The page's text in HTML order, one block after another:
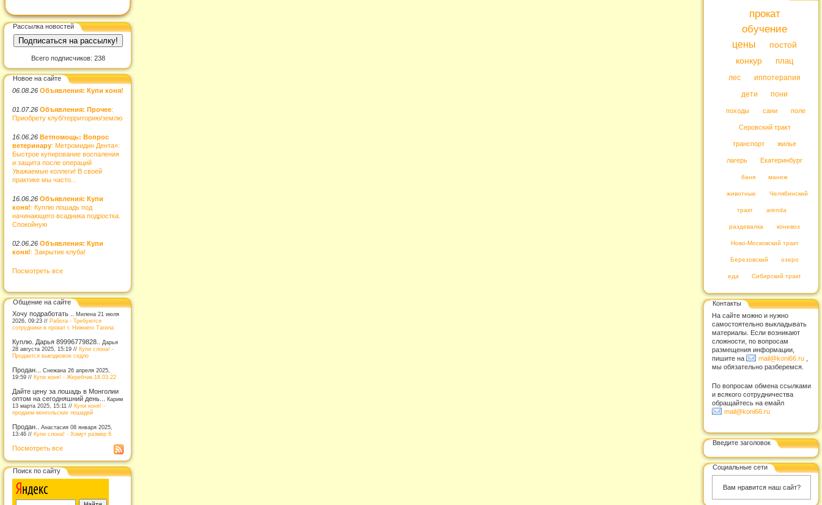
Рассылка новостей
Всего подписчиков: 238
Новое на сайте
06.08.26 Объявления: Купи коня!
01.07.26 Объявления: Прочее:
Приобрету клуб/территорию/землю
16.06.26 Ветпомощь: Вопрос
ветеринару: Метромидин Дента»:
Быстрое купирование воспаления
и защита после операций
Уважаемые коллеги! В своей
практике мы часто...
16.06.26 Объявления: Купи
коня!: Куплю лошадь под
начинающего всадника подростка.
Спокойную
02.06.26 Объявления: Купи
коня!: Закрытие клуба!
Посмотреть все
Общение на сайте
Хочу подработать .. Милена 21 июля
2026, 09:23 // Работа - Требуются
сотрудники в прокат г. Нижнего Тагила
Куплю. Дарья 89996779828..
Дарья
28 августа 2025, 15:19 // Купи слона! -
Продается выездковое седло
Продан... Снежана 26 апреля 2025,
19:59 // Купи коня! - Жеребчик.18.03.22
Дайте цену за лошадь в Монголии
оптом на сегодняшний день... Карим
13 марта 2025, 15:11 // Купи коня! -
продаем монгольских лошадей
Продан.. Анастасия 08 января 2025,
13:46 // Купи слона! - Хомут размер 8
Посмотреть все
Поиск по сайту
прокат
обучение
цены
постой
конкур
плац
лес
иппотерапия
дети
пони
походы сани поле
Серовский тракт
транспорт жилье
лагерь Екатеринбург
баня манеж
животные Челябинский
тракт arenda
раздевалка коневоз
Ново-Московский тракт
Березовский озеро
еда Сибирский тракт
Контакты
На сайте можно и нужно
самостоятельно выкладывать
материалы. Если возникают
сложности, по вопросам
размещения информации,
пишите на
mail@koni66.ru
мы обязательно разберемся.
По вопросам обмена ссылками
и всякого сотрудничества
обращайтесь на емайл
mail@koni66.ru
Введите заголовок
Социальные сети
Вам нравится наш сайт?